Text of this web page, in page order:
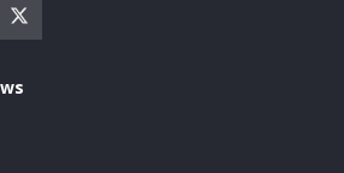
Assessoria de Imprensa e